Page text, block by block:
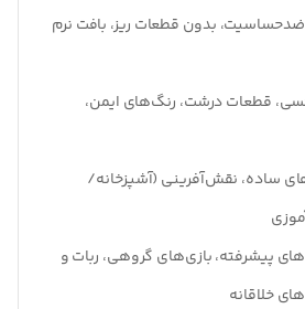
ضدحساسیت، بدون قطعات ریز، بافت نرم
قطعات درشت، رنگ‌های ایمن،
ساده، نقش‌آفرینی (آشپزخانه/
پیشرفته، بازی‌های گروهی، ربات و